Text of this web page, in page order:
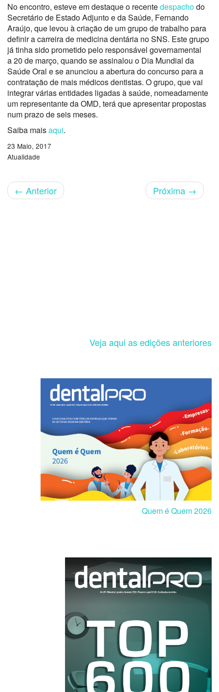
No encontro, esteve em destaque o recentedespachodo
Secretário de Estado Adjunto e da Saúde, Fernando
Araújo, que levou à criação de um grupo de trabalho para
definir a carreira de medicina dentária no SNS. Este grupo
já tinha sido prometido pelo responsável governamental
a 20 de março, quando se assinalou o Dia Mundial da
Saúde Oral e se anunciou a abertura do concurso para a
contratação de mais médicos dentistas. O grupo, que vai
integrar várias entidades ligadas à saúde, nomeadamente
um representante da OMD, terá que apresentar propostas
num prazo de seis meses.
Saiba maisaqui.
23 Maio, 2017
Atualidade
← Anterior Próxima →
Veja aqui as edições anteriores
Quem é Quem 2026